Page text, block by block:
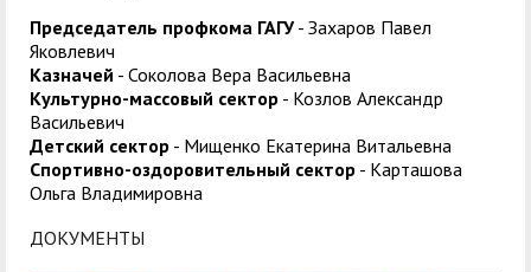
Председатель профкома ГАГУ- Захаров Павел
Яковлевич
Казначей - Соколова Вера Васильевна
Культурно-массовый сектор - Козлов Александр
Васильевич
Детский сектор - Мищенко Екатерина Витальевна
Спортивно-оздоровительный сектор - Карташова
Ольга Владимировна
ДОКУМЕНТЫ